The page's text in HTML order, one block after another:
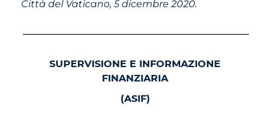
Città del Vaticano, 5 dicembre 2020.
SUPERVISIONE E INFORMAZIONE
FINANZIARIA
(ASIF)